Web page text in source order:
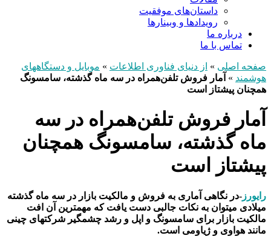
داستان‌های موفقیت
رویدادها و وبینارها
درباره ما
تماس با ما
صفحه اصلی » از دنیای فناوری اطلاعات » موبایل و دستگاههای
هوشمند » آمار فروش تلفن‌همراه در سه ماه گذشته، سامسونگ
همچنان پیشتاز است
آمار فروش تلفن‌همراه در سه
ماه گذشته، سامسونگ همچنان
پیشتاز است
رایورز -در نگاهی آماری به فروش و مالکیت بازار در سه ماه گذشته
میلادی میتوان به نکات جالبی دست یافت که مهمترین آن افت
مالکیت بازار برای سامسونگ و اپل و رشد چشمگیر شرکتهای چینی
مانند هواوی و ژیاومی است.